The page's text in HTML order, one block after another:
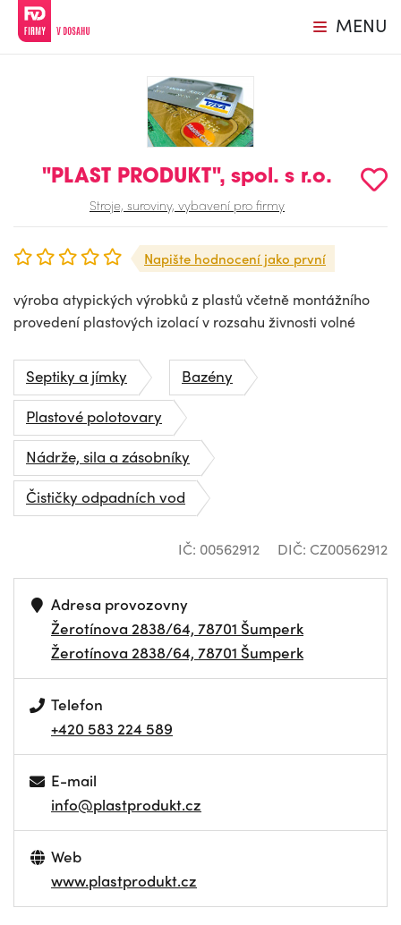
MENU
"PLAST PRODUKT", spol. s r.o.
Stroje, suroviny, vybavení pro firmy
Napište hodnocení jako první
výroba atypických výrobků z plastů včetně montážního
provedení plastových izolací v rozsahu živnosti volné
Septiky a jímky
Bazény
Plastové polotovary
Nádrže, sila a zásobníky
Čističky odpadních vod
IČ: 00562912 DIČ: CZ00562912
Adresa provozovny
Žerotínova 2838/64, 78701 Šumperk
Žerotínova 2838/64, 78701 Šumperk
Telefon
+420 583 224 589
E-mail
info@plastprodukt.cz
Web
www.plastprodukt.cz